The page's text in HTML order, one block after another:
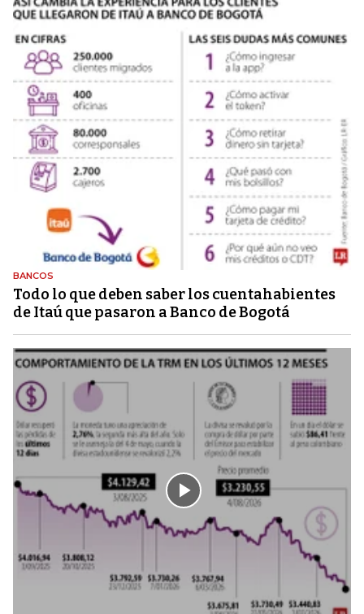
BANCOS
Todo lo que deben saber los cuentahabientes
de Itaú que pasaron a Banco de Bogotá